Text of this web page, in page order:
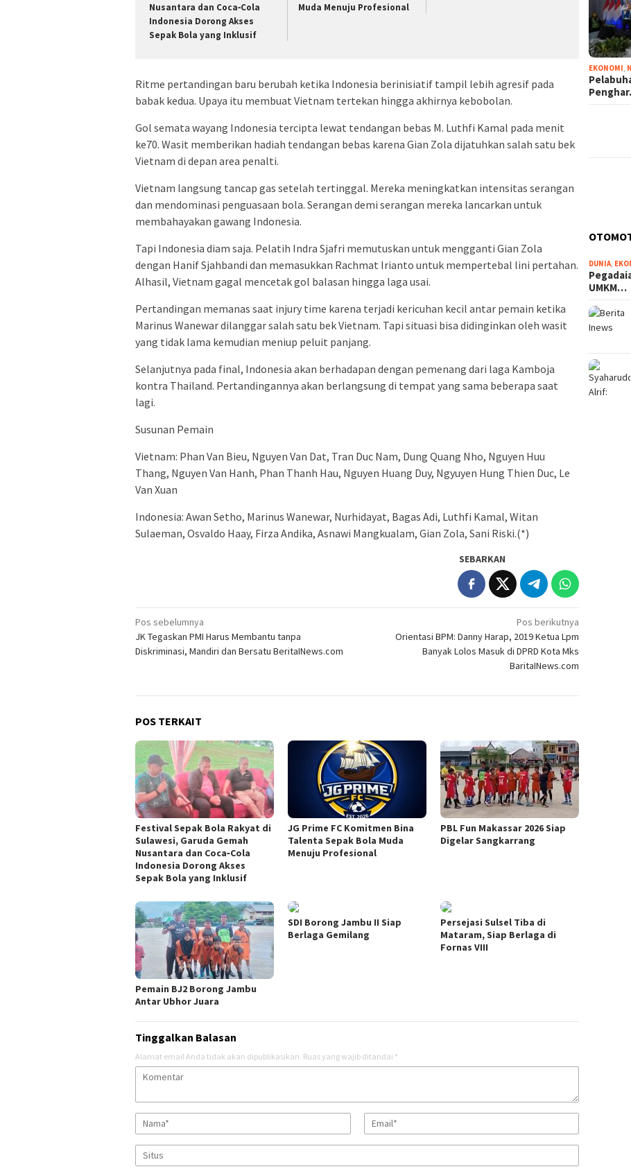
Nusantara dan Coca‑Cola
Indonesia Dorong Akses
Sepak Bola yang Inklusif
Muda Menuju Profesional
Ritme pertandingan baru berubah ketika Indonesia berinisiatif tampil lebih agresif pada
babak kedua. Upaya itu membuat Vietnam tertekan hingga akhirnya kebobolan.
Gol semata wayang Indonesia tercipta lewat tendangan bebas M. Luthfi Kamal pada menit
ke70. Wasit memberikan hadiah tendangan bebas karena Gian Zola dijatuhkan salah satu bek
Vietnam di depan area penalti.
Vietnam langsung tancap gas setelah tertinggal. Mereka meningkatkan intensitas serangan
dan mendominasi penguasaan bola. Serangan demi serangan mereka lancarkan untuk
membahayakan gawang Indonesia.
Tapi Indonesia diam saja. Pelatih Indra Sjafri memutuskan untuk mengganti Gian Zola
dengan Hanif Sjahbandi dan memasukkan Rachmat Irianto untuk mempertebal lini pertahan.
Alhasil, Vietnam gagal mencetak gol balasan hingga laga usai.
Pertandingan memanas saat injury time karena terjadi kericuhan kecil antar pemain ketika
Marinus Wanewar dilanggar salah satu bek Vietnam. Tapi situasi bisa didinginkan oleh wasit
yang tidak lama kemudian meniup peluit panjang.
Selanjutnya pada final, Indonesia akan berhadapan dengan pemenang dari laga Kamboja
kontra Thailand. Pertandingannya akan berlangsung di tempat yang sama beberapa saat
lagi.
Susunan Pemain
Vietnam: Phan Van Bieu, Nguyen Van Dat, Tran Duc Nam, Dung Quang Nho, Nguyen Huu
Thang, Nguyen Van Hanh, Phan Thanh Hau, Nguyen Huang Duy, Ngyuyen Hung Thien Duc, Le
Van Xuan
Indonesia: Awan Setho, Marinus Wanewar, Nurhidayat, Bagas Adi, Luthfi Kamal, Witan
Sulaeman, Osvaldo Haay, Firza Andika, Asnawi Mangkualam, Gian Zola, Sani Riski.(*)
SEBARKAN
Navigasi
pos
Pos sebelumnya
JK Tegaskan PMI Harus Membantu tanpa
Diskriminasi, Mandiri dan Bersatu BeritaINews.com
Pos berikutnya
Orientasi BPM: Danny Harap, 2019 Ketua Lpm
Banyak Lolos Masuk di DPRD Kota Mks
BaritaINews.com
POS TERKAIT
Festival Sepak Bola Rakyat di
Sulawesi, Garuda Gemah
Nusantara dan Coca‑Cola
Indonesia Dorong Akses
Sepak Bola yang Inklusif
JG Prime FC Komitmen Bina
Talenta Sepak Bola Muda
Menuju Profesional
PBL Fun Makassar 2026 Siap
Digelar Sangkarrang
Pemain BJ2 Borong Jambu
Antar Ubhor Juara
SDI Borong Jambu II Siap
Berlaga Gemilang
Persejasi Sulsel Tiba di
Mataram, Siap Berlaga di
Fornas VIII
Tinggalkan Balasan
Alamat email Anda tidak akan dipublikasikan. Ruas yang wajib ditandai *
EKONOMI,
DUNIA,
UMKM…